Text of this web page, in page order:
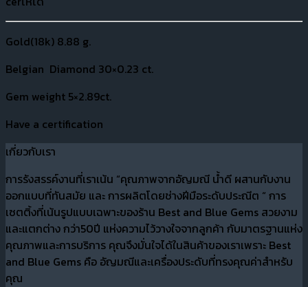
Gold(18k) 8.88 g.
Belgian Diamond 30×0.23 ct.
Gem weight 5×2.89ct.
Have a certification
เกี่ยวกับเรา
การรังสรรค์งานที่เราเน้น “คุณภาพจากอัญมณี น้ำดี ผสานกับงาน
ออกแบบที่ทันสมัย และ การผลิตโดยช่างฝีมือระดับประณีต “ การ
เซตติ้งที่เน้นรูปแบบเฉพาะของร้าน Best and Blue Gems สวยงาม
และแตกต่าง กว่า50ปี แห่งความไว้วางใจจากลูกค้า กับมาตรฐานแห่ง
คุณภาพและการบริการ คุณจึงมั่นใจได้ในสินค้าของเราเพราะ Best
and Blue Gems คือ อัญมณีและเครื่องประดับที่ทรงคุณค่าสำหรับ
คุณ